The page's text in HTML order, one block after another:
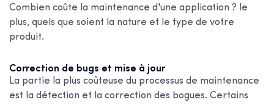
Combien coûte la maintenance d'une application ?
le
plus, quels que soient la nature et le type de votre
produit.
Correction de bugs et mise à jour
La partie la plus coûteuse du processus de maintenance
est la détection et la correction des bogues. Certains